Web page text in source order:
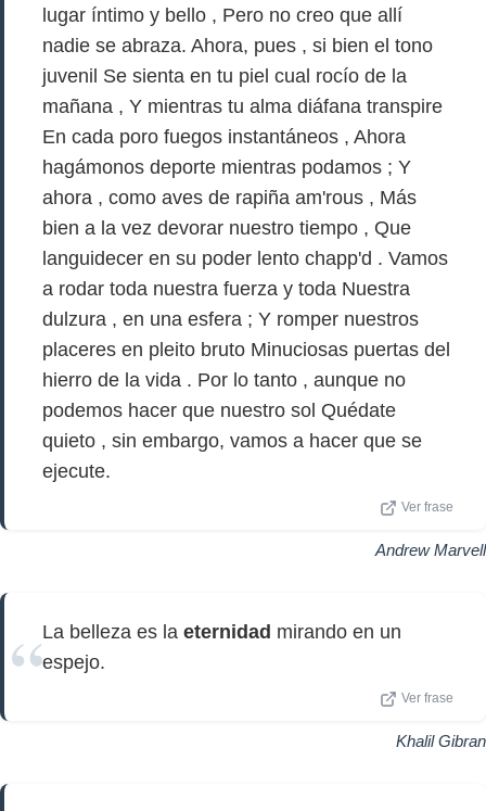
lugar íntimo y bello , Pero no creo que allí
nadie se abraza. Ahora, pues , si bien el tono
juvenil Se sienta en tu piel cual rocío de la
mañana , Y mientras tu alma diáfana transpire
En cada poro fuegos instantáneos , Ahora
hagámonos deporte mientras podamos ; Y
ahora , como aves de rapiña am'rous , Más
bien a la vez devorar nuestro tiempo , Que
languidecer en su poder lento chapp'd . Vamos
a rodar toda nuestra fuerza y toda Nuestra
dulzura , en una esfera ; Y romper nuestros
placeres en pleito bruto Minuciosas puertas del
hierro de la vida . Por lo tanto , aunque no
podemos hacer que nuestro sol Quédate
quieto , sin embargo, vamos a hacer que se
ejecute.
Ver frase
Andrew Marvell
La belleza es la eternidad mirando en un
espejo.
Ver frase
Khalil Gibran